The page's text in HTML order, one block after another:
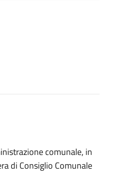
comunale, in
di Consiglio Comunale